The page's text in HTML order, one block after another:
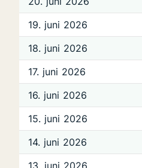
19. juni 2026
18. juni 2026
17. juni 2026
16. juni 2026
15. juni 2026
14. juni 2026
13. juni 2026